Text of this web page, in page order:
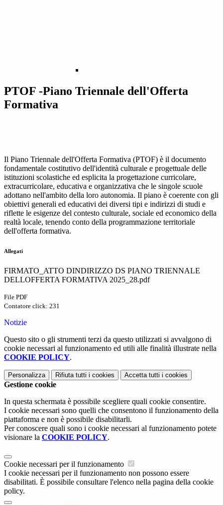
PTOF -Piano Triennale dell'Offerta
Formativa
Il Piano Triennale dell'Offerta Formativa (PTOF) è il documento
fondamentale costitutivo dell'identità culturale e progettuale delle
istituzioni scolastiche ed esplicita la progettazione curricolare,
extracurricolare, educativa e organizzativa che le singole scuole
adottano nell'ambito della loro autonomia. Il piano è coerente con gli
obiettivi generali ed educativi dei diversi tipi e indirizzi di studi e
riflette le esigenze del contesto culturale, sociale ed economico della
realtà locale, tenendo conto della programmazione territoriale
dell'offerta formativa.
Allegati
FIRMATO_ATTO DINDIRIZZO DS PIANO TRIENNALE
DELLOFFERTA FORMATIVA 2025_28.pdf
File PDF
Contatore click: 231
Notizie
Questo sito o gli strumenti terzi da questo utilizzati si avvalgono di
cookie necessari al funzionamento ed utili alle finalità illustrate nella
COOKIE POLICY.
Personalizza Rifiuta tutti i cookies Accetta tutti i cookies
Gestione cookie
In questa schermata è possibile scegliere quali cookie consentire.
I cookie necessari sono quelli che consentono il funzionamento della
piattaforma e non è possibile disabilitarli.
Per conoscere quali sono i cookie necessari al funzionamento potete
visionare la COOKIE POLICY.
Cookie necessari per il funzionamento
I cookie necessari per il funzionamento non possono essere
disabilitati. È possibile consultare l'elenco nella pagina della cookie
policy.